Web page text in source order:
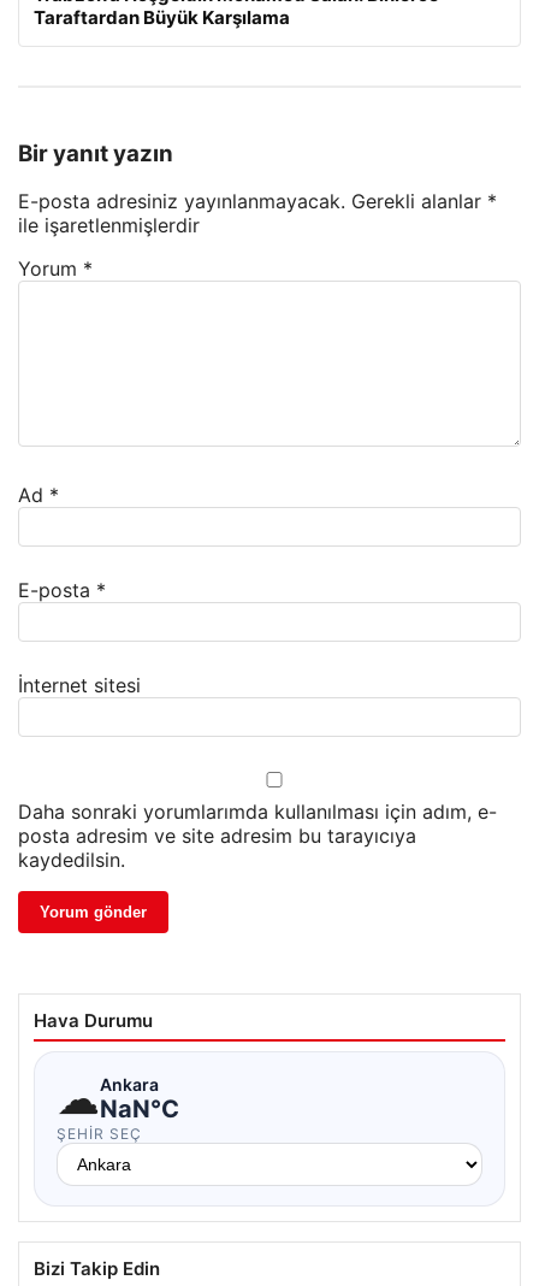
Taraftardan Büyük Karşılama
Bir yanıt yazın
E-posta adresiniz yayınlanmayacak. Gerekli alanlar *
ile işaretlenmişlerdir
Yorum *
Ad *
E-posta *
İnternet sitesi
Daha sonraki yorumlarımda kullanılması için adım, e-
posta adresim ve site adresim bu tarayıcıya
kaydedilsin.
Hava Durumu
☁Ankara
NaN°C
ŞEHIR SEÇ
Bizi Takip Edin